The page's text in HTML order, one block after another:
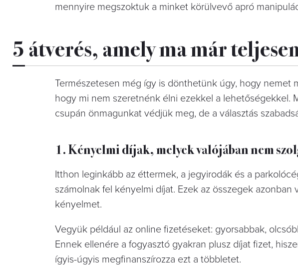
mennyire megszoktuk a minket körülvevő apró
5 átverés, amely ma már
Természetesen még így is dönthetünk úgy, hogy nemet
hogy mi nem szeretnénk élni ezekkel a lehetőségekkel.
csupán önmagunkat védjük meg, de a választás
1. Kényelmi díjak, melyek valójában nem
Itthon leginkább az éttermek, a jegyirodák és a
számolnak fel kényelmi díjat. Ezek az összegek
kényelmet.
Vegyük például az online fizetéseket: gyorsabbak,
Ennek ellenére a fogyasztó gyakran plusz díjat fizet,
ígyis-úgyis megfinanszírozza ezt a többletet.